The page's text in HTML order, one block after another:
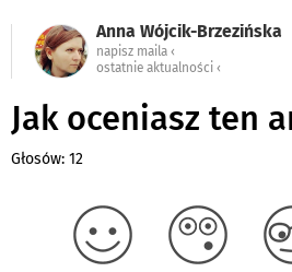
Anna Wójcik-Brzezińska
napisz maila ‹
ostatnie aktualności ‹
Jak oceniasz ten
Głosów: 12